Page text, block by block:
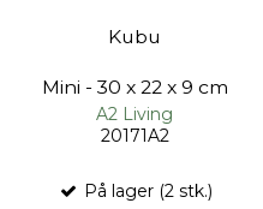
Kubu
Mini - 30 x 22 x 9 cm
A2 Living
20171A2
På lager (2 stk.)